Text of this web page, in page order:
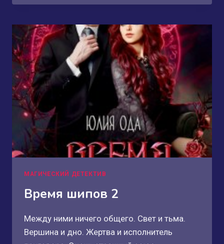
ДИПЛОМНАЯ
С
ОСЛОЖНЕНИЯМИ
МАГИЧЕСКИЙ ДЕТЕКТИВ
Время шипов 2
Между ними ничего общего. Свет и тьма.
Вершина и дно. Жертва и исполнитель